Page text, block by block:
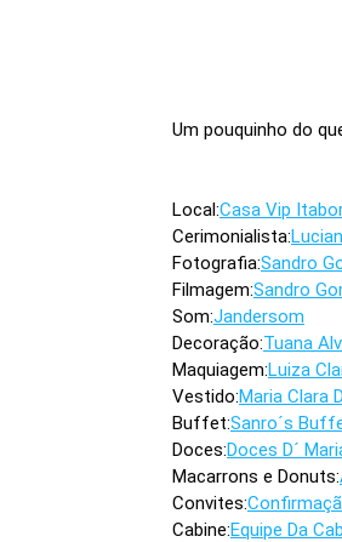
Um pouquinho do
Local:Casa Vip
Cerimonialista:
Fotografia:Sandro
Filmagem:Sandro
Som:Jandersom
Decoração:Tuana
Maquiagem:Luiza
Vestido:Maria Clara
Buffet:Sanro´s
Doces:Doces D´
Macarrons e Donuts:
Convites:
Cabine:Equipe Da